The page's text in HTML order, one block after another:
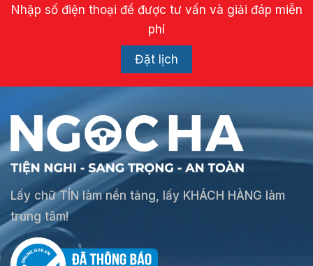
Nhập số điện thoại để được tư vấn và giải đáp miễn
phí
Đặt lịch
Lấy chữ TÍN làm nền tảng, lấy KHÁCH HÀNG làm
trung tâm!